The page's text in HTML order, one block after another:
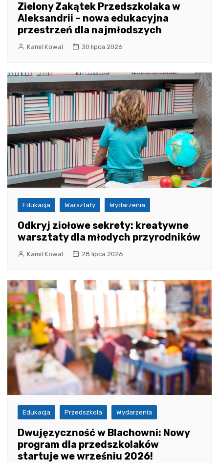
Zielony Zakątek Przedszkolaka w
Aleksandrii – nowa edukacyjna
przestrzeń dla najmłodszych
Kamil Kowal 30 lipca 2026
Edukacja Warsztaty Wydarzenia
Odkryj ziołowe sekrety: kreatywne
warsztaty dla młodych przyrodników
Kamil Kowal 28 lipca 2026
Edukacja Przedszkola Wydarzenia
Dwujęzyczność w Blachowni: Nowy
program dla przedszkolaków
startuje we wrześniu 2026!